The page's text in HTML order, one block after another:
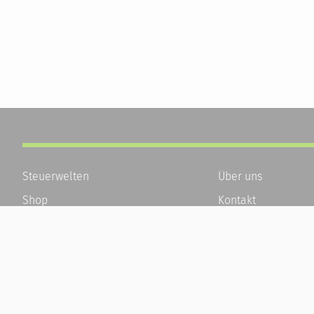
Steuerwelten
Shop
Über uns
Kontakt